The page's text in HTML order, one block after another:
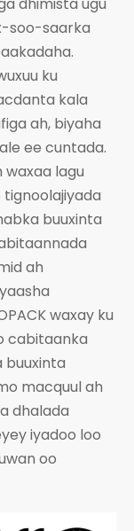
soo-saarka
ku
kala
ah, biyaha
ee cuntada.
lagu
buuxinta
ah
waxay ku
cabitaanka
buuxinta
macquul ah
dhalada
iyadoo loo
oo